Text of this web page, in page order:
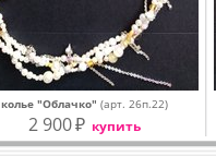
колье "Облачко" (арт. 26п.22)
2 900₽ купить